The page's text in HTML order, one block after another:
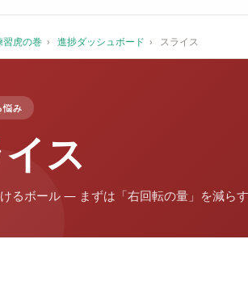
習虎の巻 › 進捗ダッシュボード › スライス
悩み
ス
るボール — まずは「右回転の量」を減らす